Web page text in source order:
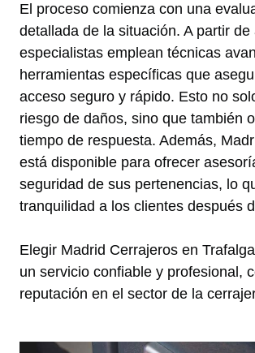
El proceso comienza con una
detallada de la situación. A partir de
especialistas emplean técnicas
herramientas específicas que
acceso seguro y rápido. Esto no
riesgo de daños, sino que también
tiempo de respuesta. Además,
está disponible para ofrecer
seguridad de sus pertenencias, lo
tranquilidad a los clientes después
Elegir Madrid Cerrajeros en
un servicio confiable y profesional,
reputación en el sector de la